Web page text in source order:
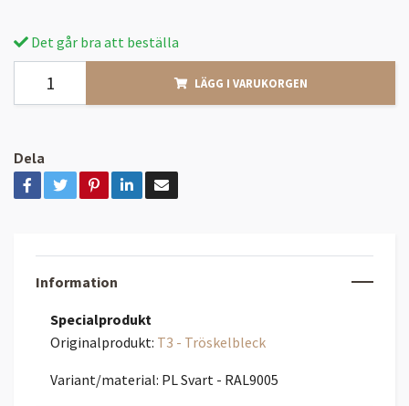
Det går bra att beställa
LÄGG I VARUKORGEN
Dela
Information
Specialprodukt
Originalprodukt: T3 - Tröskelbleck
Variant/material: PL Svart - RAL9005